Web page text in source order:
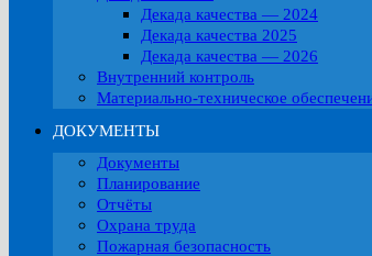
Декада качества — 2024
Декада качества 2025
Декада качества — 2026
Внутренний контроль
Материально-техническое
ДОКУМЕНТЫ
Документы
Планирование
Отчёты
Охрана труда
Пожарная безопасность